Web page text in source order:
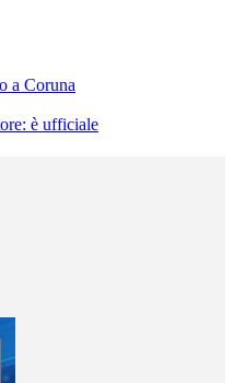
a Coruna
è ufficiale